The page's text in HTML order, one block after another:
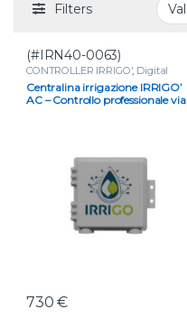
Filters
(#IRN40-0063)
CONTROLLER IRRIGO', Digital
farming, IRRIGAZIONE
PRECISIONE,PROGRAMMATORI
Centralina irrigazione IRRIGO’
AC – Controllo professionale via
730€